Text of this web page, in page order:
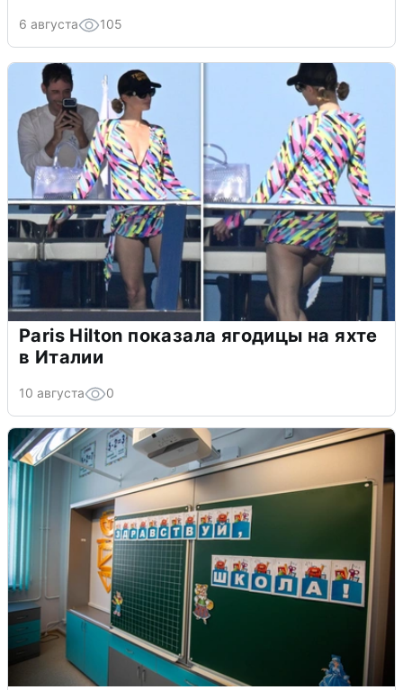
6 августа 105
Paris Hilton показала ягодицы на яхте
в Италии
10 августа 0